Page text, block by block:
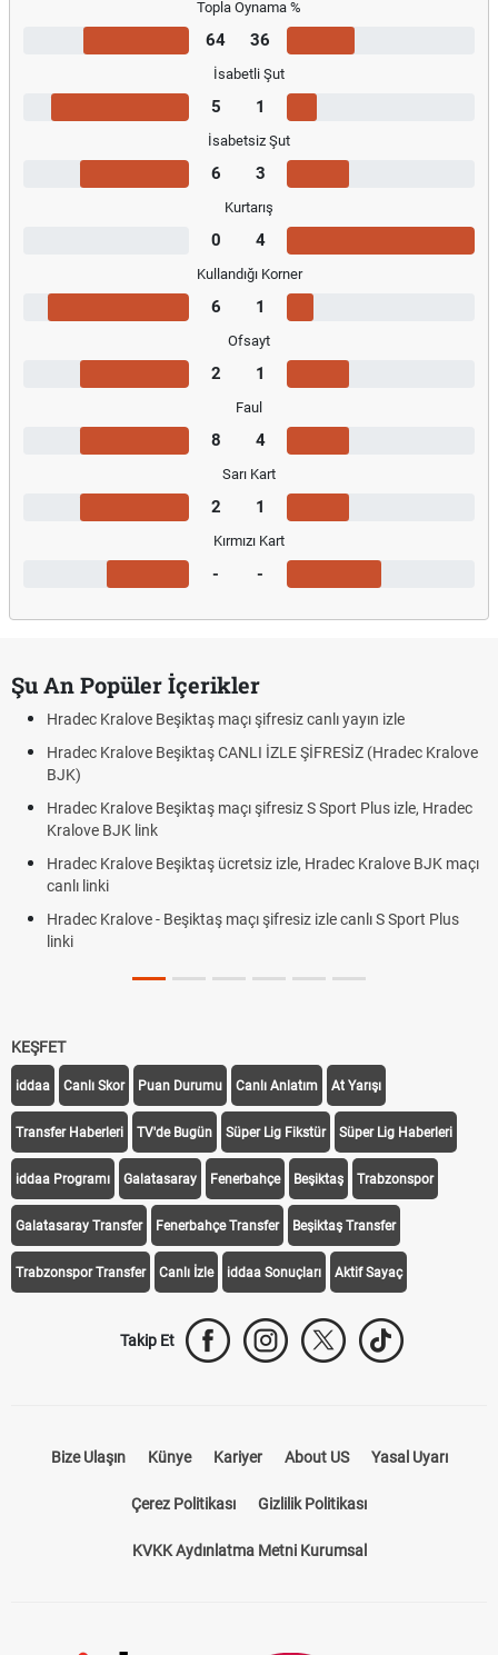
Topla Oynama %
64 36
İsabetli Şut
5 1
İsabetsiz Şut
6 3
Kurtarış
0 4
Kullandığı Korner
6 1
Ofsayt
2 1
Faul
8 4
Sarı Kart
2 1
Kırmızı Kart
- -
Şu An Popüler İçerikler
Hradec Kralove Beşiktaş maçı şifresiz canlı yayın izle
Hradec Kralove Beşiktaş CANLI İZLE ŞİFRESİZ (Hradec Kralove
BJK)
Hradec Kralove Beşiktaş maçı şifresiz S Sport Plus izle, Hradec
Kralove BJK link
Hradec Kralove Beşiktaş ücretsiz izle, Hradec Kralove BJK maçı
canlı linki
Hradec Kralove - Beşiktaş maçı şifresiz izle canlı S Sport Plus
linki
KEŞFET
iddaa Canlı Skor Puan Durumu Canlı Anlatım At Yarışı
Transfer Haberleri TV'de Bugün Süper Lig Fikstür Süper Lig Haberleri
iddaa Programı Galatasaray Fenerbahçe Beşiktaş Trabzonspor
Galatasaray Transfer Fenerbahçe Transfer Beşiktaş Transfer
Trabzonspor Transfer Canlı İzle iddaa Sonuçları Aktif Sayaç
Takip Et
Bize Ulaşın Künye Kariyer About US Yasal Uyarı
Çerez Politikası Gizlilik Politikası
KVKK Aydınlatma Metni Kurumsal